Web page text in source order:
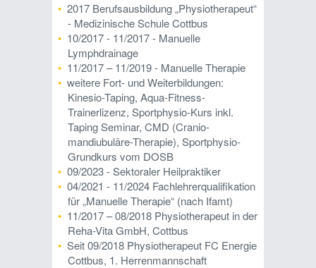
2017 Berufsausbildung „Physiotherapeut“
- Medizinische Schule Cottbus
10/2017 - 11/2017 - Manuelle
Lymphdrainage
11/2017 – 11/2019 - Manuelle Therapie
weitere Fort- und Weiterbildungen:
Kinesio-Taping, Aqua-Fitness-
Trainerlizenz, Sportphysio-Kurs inkl.
Taping Seminar, CMD (Cranio-
mandiubuläre-Therapie), Sportphysio-
Grundkurs vom DOSB
09/2023 - Sektoraler Heilpraktiker
04/2021 - 11/2024 Fachlehrerqualifikation
für „Manuelle Therapie“ (nach Ifamt)
11/2017 – 08/2018 Physiotherapeut in der
Reha-Vita GmbH, Cottbus
Seit 09/2018 Physiotherapeut FC Energie
Cottbus, 1. Herrenmannschaft